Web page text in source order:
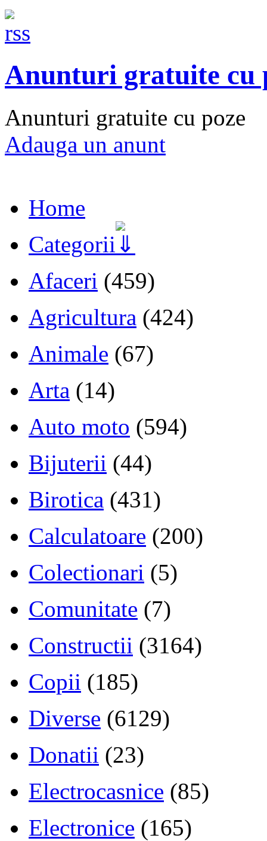
Anunturi gratuite cu
Anunturi gratuite cu poze
Adauga un anunt
Home
Categorii
Afaceri (459)
Agricultura (424)
Animale (67)
Arta (14)
Auto moto (594)
Bijuterii (44)
Birotica (431)
Calculatoare (200)
Colectionari (5)
Comunitate (7)
Constructii (3164)
Copii (185)
Diverse (6129)
Donatii (23)
Electrocasnice (85)
Electronice (165)